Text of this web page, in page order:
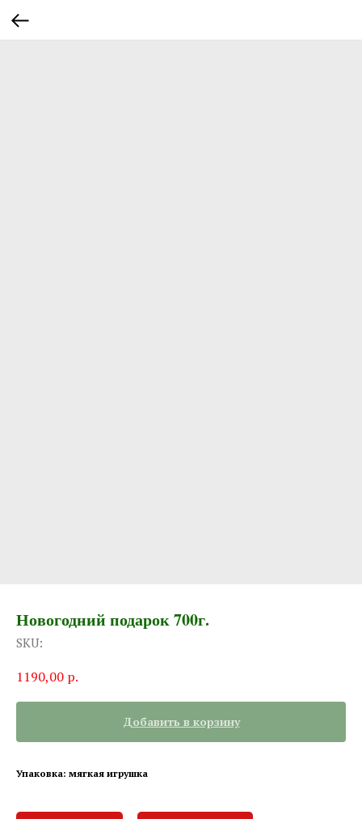
Новогодний подарок 700г.
SKU:
1190,00 р.
Добавить в корзину
Упаковка: мягкая игрушка